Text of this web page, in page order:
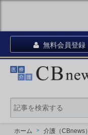
無料会員登録
ホーム 介護（CBnews）